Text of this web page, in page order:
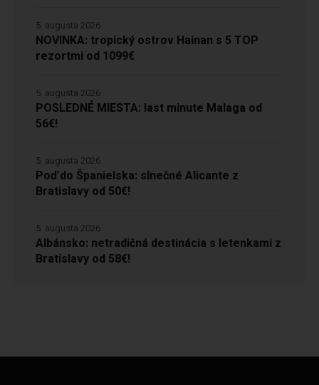
NOVINKA: tropický ostrov Hainan s 5 TOP
rezortmi od 1099€
5. augusta 2026
POSLEDNÉ MIESTA: last minute Malaga od
56€!
5. augusta 2026
Poď do Španielska: slnečné Alicante z
Bratislavy od 50€!
5. augusta 2026
Albánsko: netradičná destinácia s letenkami z
Bratislavy od 58€!
5. augusta 2026